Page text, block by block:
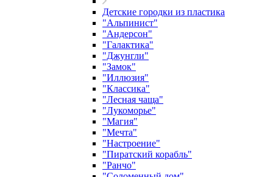
Детские городки из пластика
"Альпинист"
"Андерсон"
"Галактика"
"Джунгли"
"Замок"
"Иллюзия"
"Классика"
"Лесная чаща"
"Лукоморье"
"Магия"
"Мечта"
"Настроение"
"Пиратский корабль"
"Ранчо"